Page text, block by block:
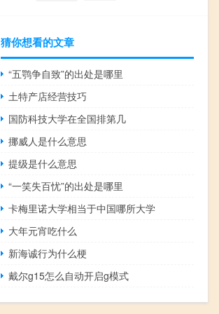
猜你想看的文章
“五鹗争自致”的出处是哪里
土特产店经营技巧
国防科技大学在全国排第几
挪威人是什么意思
提级是什么意思
“一笑失百忧”的出处是哪里
卡梅里诺大学相当于中国哪所大学
大年元宵吃什么
新海诚行为什么梗
戴尔g15怎么自动开启g模式